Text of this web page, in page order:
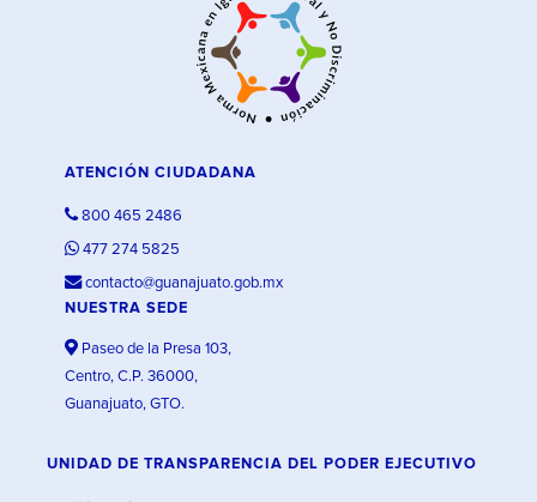
ATENCIÓN CIUDADANA
800 465 2486
477 274 5825
contacto@guanajuato.gob.mx
NUESTRA SEDE
Paseo de la Presa 103,
Centro, C.P. 36000,
Guanajuato, GTO.
UNIDAD DE TRANSPARENCIA DEL PODER EJECUTIVO